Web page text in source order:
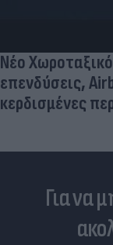
Νέο
επενδύσεις,
κερδισμένες
Για να